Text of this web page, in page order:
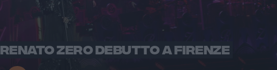
RENATO ZERO DEBUTTO A FIRENZE